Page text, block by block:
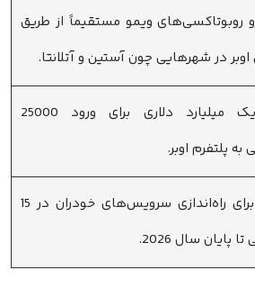
روبوتاکسی‌های ویمو مستقیماً از طریق
در شهرهایی چون آستین و آتلانتا.
قرارداد یک میلیارد دلاری برای ورود 25000
به پلتفرم اوبر.
همکاری برای راه‌اندازی سرویس‌های خودران در 15
پایان سال 2026.